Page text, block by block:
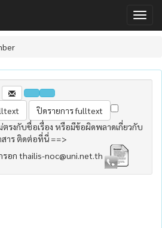
ตรงกับชื่อเรื่อง หรือมีข้อผิดพลาดเกี่ยวกับ
สาร ติดต่อที่นี่ ==>
รอก thailis-noc@uni.net.th